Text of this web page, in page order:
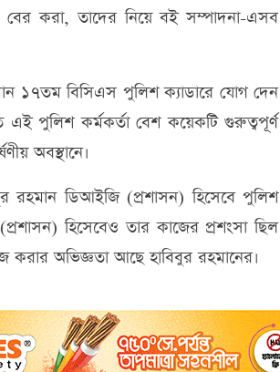
বের করা, তাদের নিয়ে বই সম্পাদনা-এসব
১৭তম বিসিএস পুলিশ ক্যাডারে যোগ দেন
এই পুলিশ কর্মকর্তা বেশ কয়েকটি গুরুত্বপূর্ণ
অবস্থানে।
রহমান ডিআইজি (প্রশাসন) হিসেবে পুলিশ
হিসেবেও তার কাজের প্রশংসা ছিল
করার অভিজ্ঞতা আছে হাবিবুর রহমানের।